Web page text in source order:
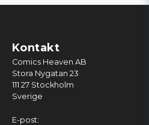
Kontakt
Comics Heaven AB
Stora Nygatan 23
111 27 Stockholm
Sverige
E-post: